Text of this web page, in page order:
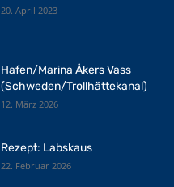
20. April 2023
Hafen/Marina Åkers Vass
(Schweden/Trollhättekanal)
12. März 2026
Rezept: Labskaus
22. Februar 2026